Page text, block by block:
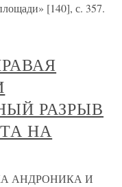
[140], с. 357.
РАЗРЫВ
НА
АНДРОНИКА И